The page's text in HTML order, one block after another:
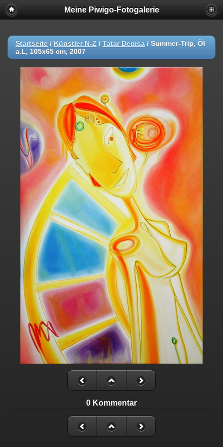
Meine Piwigo-Fotogalerie
Startseite / Künstler N-Z / Tatar Denisa / Summer-Trip, Öl
a.L, 105x65 cm, 2007
0 Kommentar